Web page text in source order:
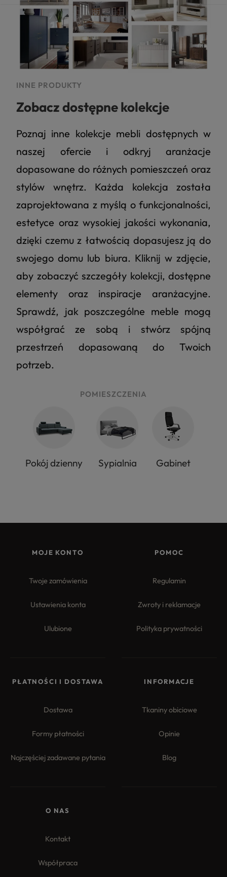
INNE PRODUKTY
Zobacz dostępne kolekcje
Poznaj inne kolekcje mebli dostępnych w
naszej ofercie i odkryj aranżacje
dopasowane do różnych pomieszczeń oraz
stylów wnętrz. Każda kolekcja została
zaprojektowana z myślą o funkcjonalności,
estetyce oraz wysokiej jakości wykonania,
dzięki czemu z łatwością dopasujesz ją do
swojego domu lub biura. Kliknij w zdjęcie,
aby zobaczyć szczegóły kolekcji, dostępne
elementy oraz inspiracje aranżacyjne.
Sprawdź, jak poszczególne meble mogą
współgrać ze sobą i stwórz spójną
przestrzeń dopasowaną do Twoich
potrzeb.
POMIESZCZENIA
Pokój dzienny Sypialnia Gabinet
MOJE KONTO
Twoje zamówienia
Ustawienia konta
Ulubione
POMOC
Regulamin
Zwroty i reklamacje
Polityka prywatności
PŁATNOŚCI I DOSTAWA
Dostawa
Formy płatności
Najczęściej zadawane pytania
INFORMACJE
Tkaniny obiciowe
Opinie
Blog
O NAS
Kontakt
Współpraca